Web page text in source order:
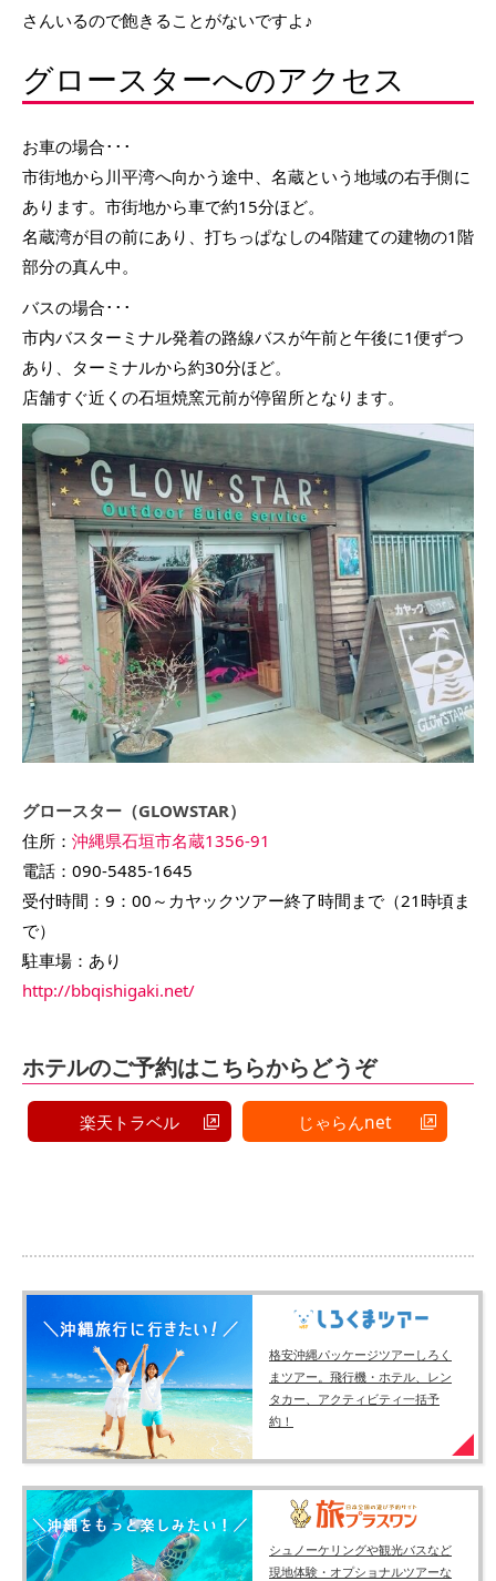
さんいるので飽きることがないですよ♪
グロースターへのアクセス
お車の場合･･･
市街地から川平湾へ向かう途中、名蔵という地域の右手側に
あります。市街地から車で約15分ほど。
名蔵湾が目の前にあり、打ちっぱなしの4階建ての建物の1階
部分の真ん中。
バスの場合･･･
市内バスターミナル発着の路線バスが午前と午後に1便ずつ
あり、ターミナルから約30分ほど。
店舗すぐ近くの石垣焼窯元前が停留所となります。
グロースター（GLOWSTAR）
住所： 沖縄県石垣市名蔵1356-91
電話：090-5485-1645
受付時間：9：00～カヤックツアー終了時間まで（21時頃ま
で）
駐車場：あり
http://bbqishigaki.net/
ホテルのご予約はこちらからどうぞ
楽天トラベル じゃらんnet
格安沖縄パッケージツアーしろく
まツアー。飛行機・ホテル、レン
タカー、アクティビティ一括予
約！
シュノーケリングや観光バスなど
現地体験・オプショナルツアーな